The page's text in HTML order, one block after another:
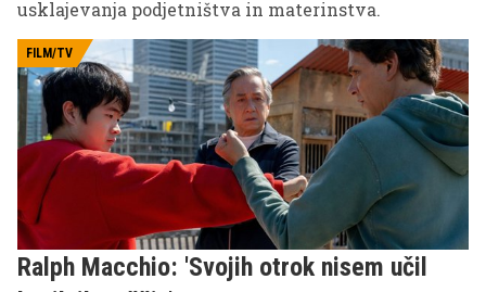
usklajevanja podjetništva in materinstva.
FILM/TV
Ralph Macchio: 'Svojih otrok nisem učil